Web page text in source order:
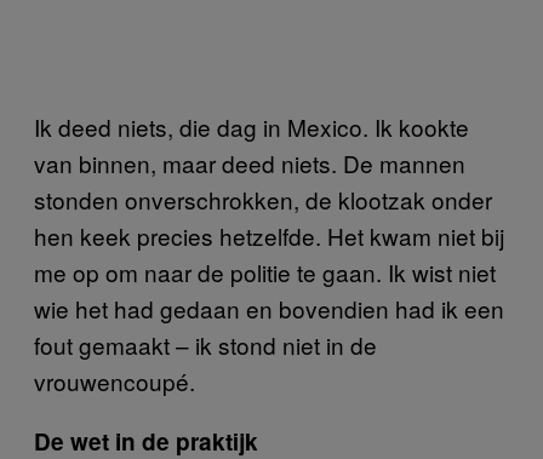
Ik deed niets, die dag in Mexico. Ik kookte
van binnen, maar deed niets. De mannen
stonden onverschrokken, de klootzak onder
hen keek precies hetzelfde. Het kwam niet bij
me op om naar de politie te gaan. Ik wist niet
wie het had gedaan en bovendien had ik een
fout gemaakt – ik stond niet in de
vrouwencoupé.
De wet in de praktijk